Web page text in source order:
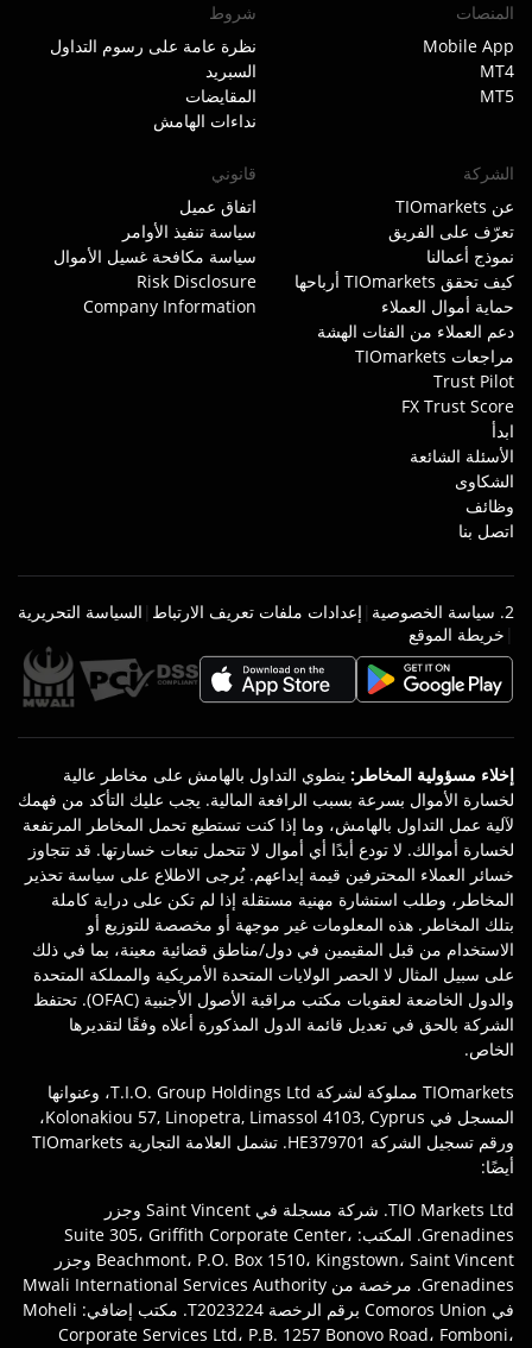
المنصات
Mobile App
MT4
MT5
شروط
نظرة عامة على رسوم التداول
السبريد
المقايضات
نداءات الهامش
الشركة
عن TIOmarkets
تعرّف على الفريق
نموذج أعمالنا
كيف تحقق TIOmarkets أرباحها
حماية أموال العملاء
دعم العملاء من الفئات الهشة
مراجعات TIOmarkets
Trust Pilot
FX Trust Score
ابدأ
الأسئلة الشائعة
الشكاوى
وظائف
اتصل بنا
قانوني
اتفاق عميل
سياسة تنفيذ الأوامر
سياسة مكافحة غسيل الأموال
Risk Disclosure
Company Information
2. سياسة الخصوصية | إعدادات ملفات تعريف الارتباط | السياسة التحريرية
| خريطة الموقع
إخلاء مسؤولية المخاطر : ينطوي التداول بالهامش على مخاطر عالية
لخسارة الأموال بسرعة بسبب الرافعة المالية. يجب عليك التأكد من فهمك
لآلية عمل التداول بالهامش، وما إذا كنت تستطيع تحمل المخاطر المرتفعة
لخسارة أموالك. لا تودع أبدًا أي أموال لا تتحمل تبعات خسارتها. قد تتجاوز
خسائر العملاء المحترفين قيمة إيداعهم. يُرجى الاطلاع على سياسة تحذير
المخاطر، وطلب استشارة مهنية مستقلة إذا لم تكن على دراية كاملة
بتلك المخاطر. هذه المعلومات غير موجهة أو مخصصة للتوزيع أو
الاستخدام من قبل المقيمين في دول/مناطق قضائية معينة، بما في ذلك
على سبيل المثال لا الحصر الولايات المتحدة الأمريكية والمملكة المتحدة
والدول الخاضعة لعقوبات مكتب مراقبة الأصول الأجنبية (OFAC). تحتفظ
الشركة بالحق في تعديل قائمة الدول المذكورة أعلاه وفقًا لتقديرها
الخاص.
TIOmarkets مملوكة لشركة T.I.O. Group Holdings Ltd، وعنوانها
المسجل في Kolonakiou 57, Linopetra, Limassol 4103, Cyprus،
ورقم تسجيل الشركة HE379701. تشمل العلامة التجارية TIOmarkets
أيضًا:
TIO Markets Ltd. شركة مسجلة في Saint Vincent وجزر
Grenadines. المكتب: Suite 305، Griffith Corporate Center،
Beachmont، P.O. Box 1510، Kingstown، Saint Vincent وجزر
Grenadines. مرخصة من Mwali International Services Authority
في Comoros Union برقم الرخصة T2023224. مكتب إضافي: Moheli
Corporate Services Ltd، P.B. 1257 Bonovo Road، Fomboni،